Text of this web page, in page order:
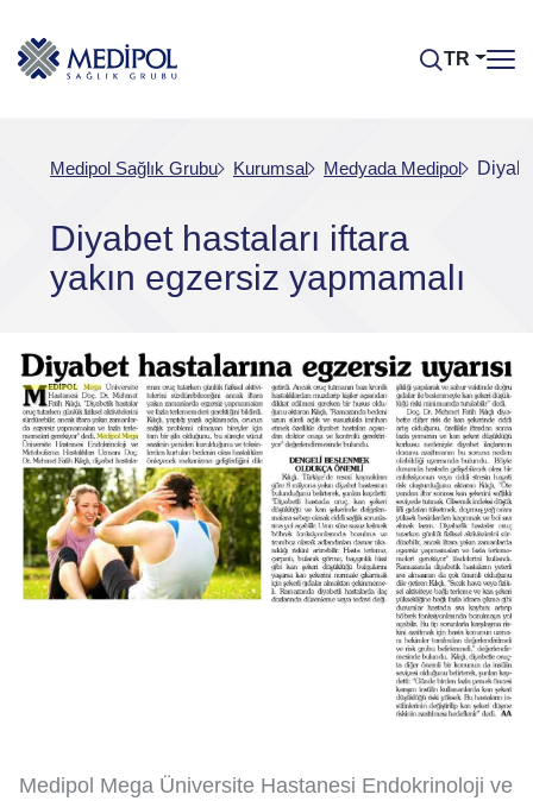
TR
Medipol Sağlık Grubu Kurumsal Medyada Medipol
Diyabet hastaları iftara
yakın egzersiz yapmamalı
Medipol Mega Üniversite Hastanesi Endokrinoloji ve